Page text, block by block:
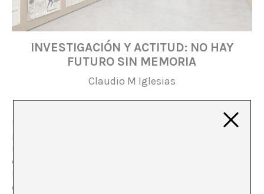
INVESTIGACIÓN Y ACTITUD: NO HAY
FUTURO SIN MEMORIA
Claudio M Iglesias
Los historiadores del arte argentino, aunque odien al
periodismo, estarán condenados al periodismo hasta
no ser capaces de discutir problemas sobre los hechos
que resucitan en cajones o ficheros. Desplegar los datos
históricos en la gloria de su facticidad, en libros largos
con comprobaciones detalladas y fútiles (del tipo